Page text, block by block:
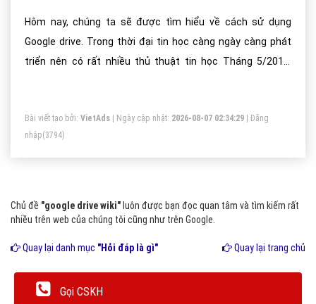
Hôm nay, chúng ta sẽ được tìm hiểu về cách sử dụng
Google drive. Trong thời đại tin học càng ngày càng phát
triển nên có rất nhiều thủ thuật tin học Tháng 5/2012,
Bài viết tạo bởi: VietAds | Ngày cập nhật: 2026-08-07 02:34:29
Đăng
nhập(3794)
Chủ đề "google drive wiki" luôn được bạn đọc quan tâm và tìm kiếm rất
nhiều trên web của chúng tôi cũng như trên Google.
Quay lại danh mục "Hỏi đáp là gì" Quay lại trang chủ
Gọi CSKH